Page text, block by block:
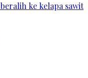
ke kelapa sawit